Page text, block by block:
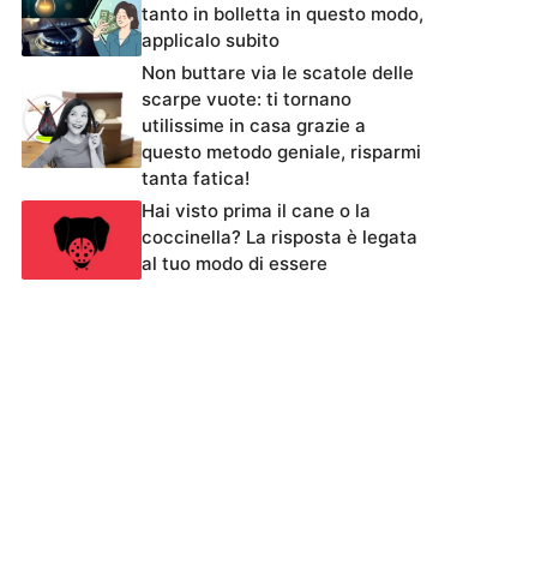
tanto in bolletta in questo modo,
applicalo subito
Non buttare via le scatole delle
scarpe vuote: ti tornano
utilissime in casa grazie a
questo metodo geniale, risparmi
tanta fatica!
Hai visto prima il cane o la
coccinella? La risposta è legata
al tuo modo di essere